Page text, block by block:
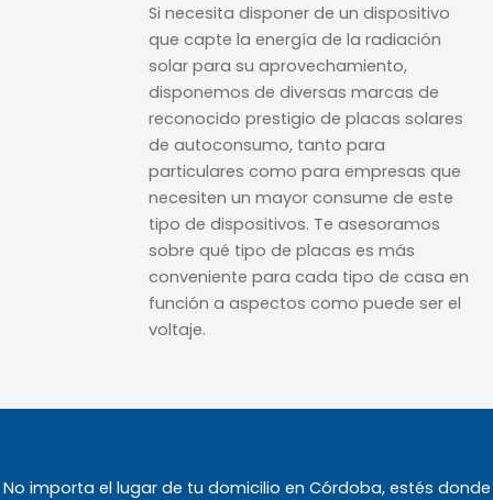
Si necesita disponer de un dispositivo
que capte la energía de la radiación
solar para su aprovechamiento,
disponemos de diversas marcas de
reconocido prestigio de placas solares
de autoconsumo, tanto para
particulares como para empresas que
necesiten un mayor consume de este
tipo de dispositivos. Te asesoramos
sobre qué tipo de placas es más
conveniente para cada tipo de casa en
función a aspectos como puede ser el
voltaje.
No importa el lugar de tu domicilio en Córdoba, estés donde